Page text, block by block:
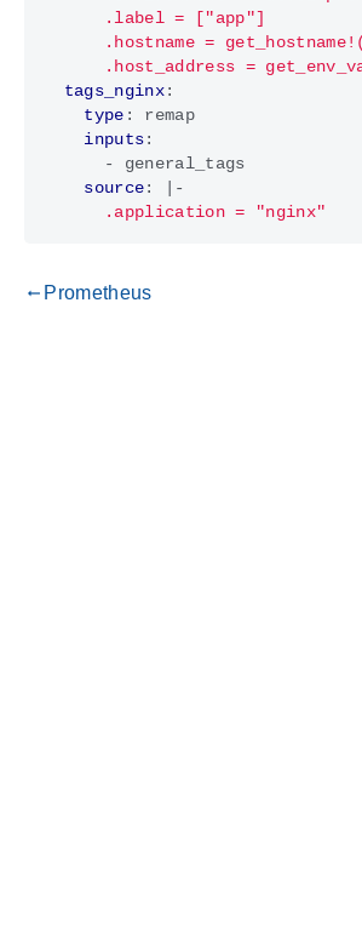
.host_address =
tags_nginx:
type :
remap
inputs:
- general_tags
source:
|-
      .application = "nginx"
gdoc_arrow_left_alt Prometheus